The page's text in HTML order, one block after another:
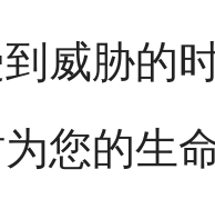
威胁的
您的生